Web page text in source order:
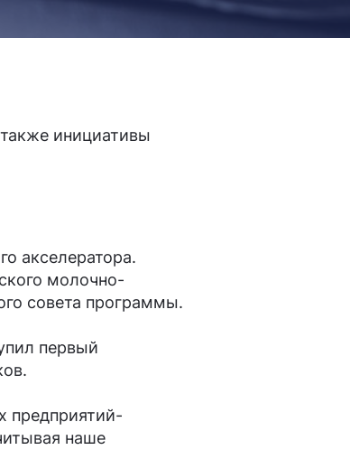
инициативы
акселератора.
молочно-
совета программы.
первый
предприятий-
наше